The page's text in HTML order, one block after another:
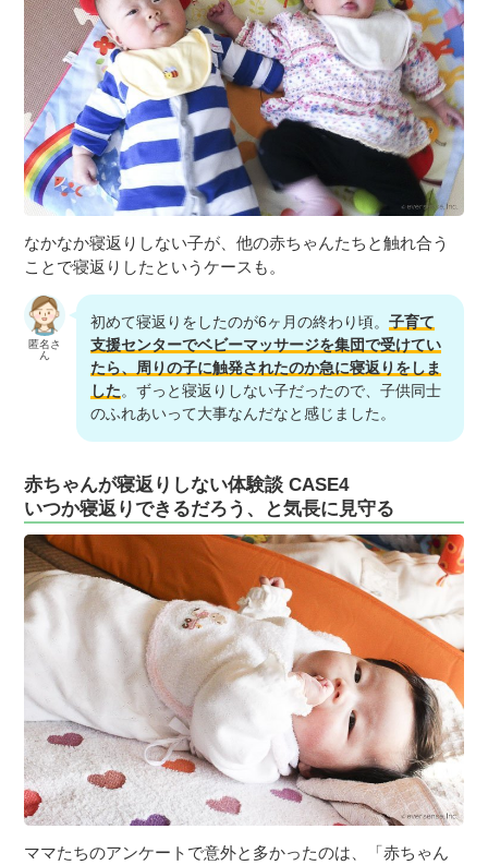
なかなか寝返りしない子が、他の赤ちゃんたちと触れ合う
ことで寝返りしたというケースも。
匿名さ
ん
初めて寝返りをしたのが6ヶ月の終わり頃。子育て
支援センターでベビーマッサージを集団で受けてい
たら、周りの子に触発されたのか急に寝返りをしま
した。ずっと寝返りしない子だったので、子供同士
のふれあいって大事なんだなと感じました。
赤ちゃんが寝返りしない体験談 CASE4
いつか寝返りできるだろう、と気長に見守る
ママたちのアンケートで意外と多かったのは、「赤ちゃん